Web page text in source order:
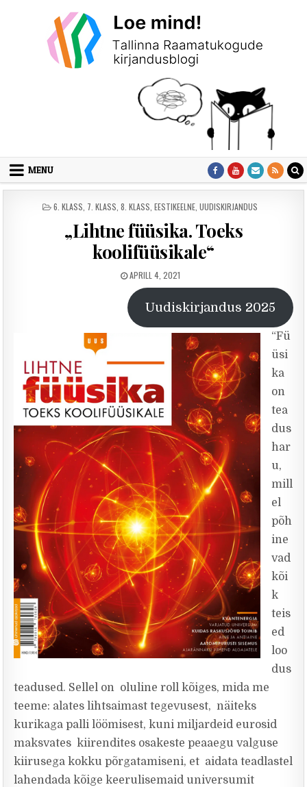
MENU
POSTED IN
6. KLASS 7. KLASS 8. KLASS EESTIKEELNE UUDISKIRJANDUS
„Lihtne füüsika. Toeks
koolifüüsikale“
PUBLISHED DATE:
APRILL 4, 2021
Uudiskirjandus 2025
“Fü
üsi
ka
on
tea
dus
har
u,
mill
el
põh
ine
vad
kõi
k
teis
ed
loo
dus
teadused. Sellel on oluline roll kõiges, mida me
teeme: alates lihtsaimast tegevusest, näiteks
kurikaga palli löömisest, kuni miljardeid eurosid
maksvates kiirendites osakeste peaaegu valguse
kiirusega kokku põrgatamiseni, et aidata teadlastel
lahendada kõige keerulisemaid universumit